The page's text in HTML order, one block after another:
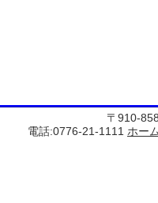
〒910-
電話:0776-21-1111 ホー